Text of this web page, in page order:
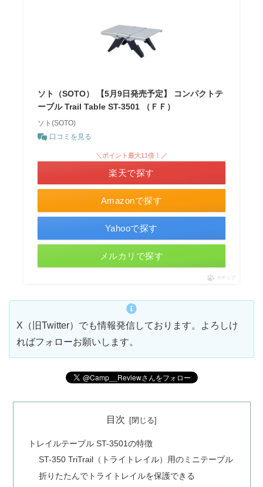
ソト（SOTO） 【5月9日発売予定】 コンパクトテ
ーブル Trail Table ST-3501 （ＦＦ）
ソト(SOTO)
口コミを見る
Amazonで探す
＼ポイント最大11倍！／
楽天で探す
Yahooで探す
メルカリで探す
ポチップ
X（旧Twitter）でも情報発信しております。よろしけ
ればフォローお願いします。
目次
トレイルテーブル ST-3501の特徴
ST-350 TriTrail（トライトレイル）用のミニテーブル
折りたたんでトライトレイルを保護できる